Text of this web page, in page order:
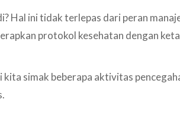
Hal ini tidak terlepas dari peran
protokol kesehatan dengan
kita simak beberapa aktivitas